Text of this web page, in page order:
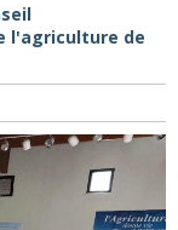
l'agriculture de